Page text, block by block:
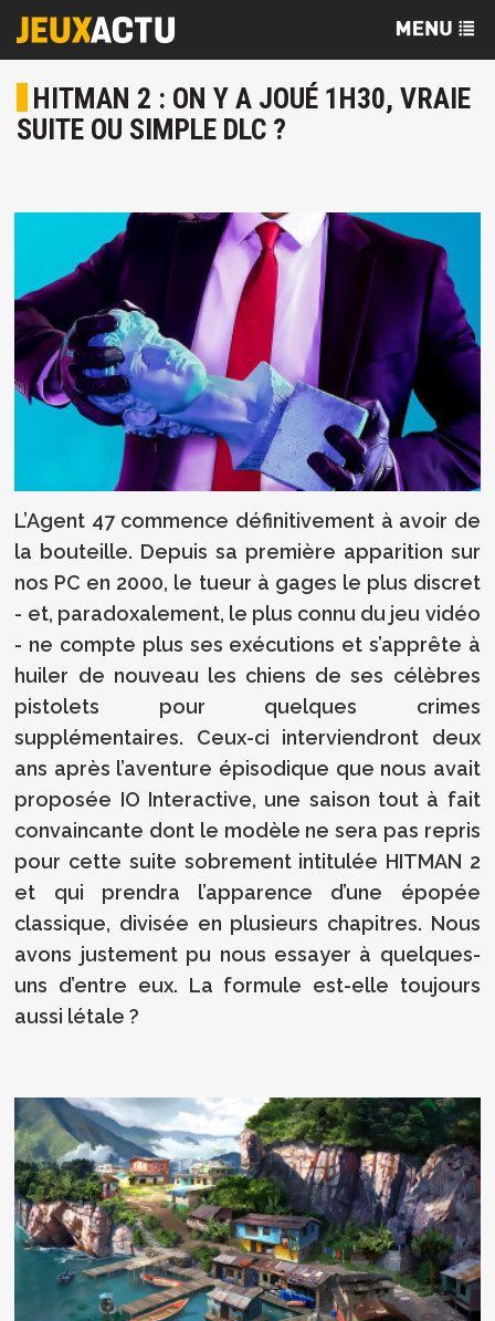
HITMAN 2 : ON Y A JOUÉ 1H30, VRAIE
SUITE OU SIMPLE DLC ?
L’Agent 47 commence définitivement à avoir de
la bouteille. Depuis sa première apparition sur
nos PC en 2000, le tueur à gages le plus discret
- et, paradoxalement, le plus connu du jeu vidéo
- ne compte plus ses exécutions et s’apprête à
huiler de nouveau les chiens de ses célèbres
pistolets pour quelques crimes
supplémentaires. Ceux-ci interviendront deux
ans après l’aventure épisodique que nous avait
proposée IO Interactive, une saison tout à fait
convaincante dont le modèle ne sera pas repris
pour cette suite sobrement intitulée HITMAN 2
et qui prendra l’apparence d’une épopée
classique, divisée en plusieurs chapitres. Nous
avons justement pu nous essayer à quelques-
uns d’entre eux. La formule est-elle toujours
aussi létale ?